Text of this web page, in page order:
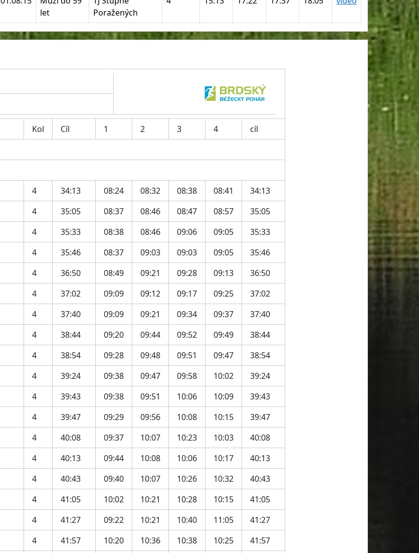
let
Poražených
Kol Cíl 1 2 3 4
cíl
4 34:13 08:24 08:32 08:38 08:41
34:13
4 35:05 08:37 08:46 08:47 08:57
35:05
4 35:33 08:38 08:46 09:06 09:05
35:33
4 35:46 08:37 09:03 09:03 09:05
35:46
4 36:50 08:49 09:21 09:28 09:13
36:50
4 37:02 09:09 09:12 09:17 09:25
37:02
4 37:40 09:09 09:21 09:34 09:37
37:40
4 38:44 09:20 09:44 09:52 09:49
38:44
4 38:54 09:28 09:48 09:51 09:47
38:54
4 39:24 09:38 09:47 09:58 10:02
39:24
4 39:43 09:38 09:51 10:06 10:09
39:43
4 39:47 09:29 09:56 10:08 10:15
39:47
4 40:08 09:37 10:07 10:23 10:03
40:08
4 40:13 09:44 10:08 10:06 10:17
40:13
4 40:43 09:40 10:07 10:26 10:32
40:43
4 41:05 10:02 10:21 10:28 10:15
41:05
4 41:27 09:22 10:21 10:40 11:05
41:27
4 41:57 10:20 10:36 10:38 10:25 41:57